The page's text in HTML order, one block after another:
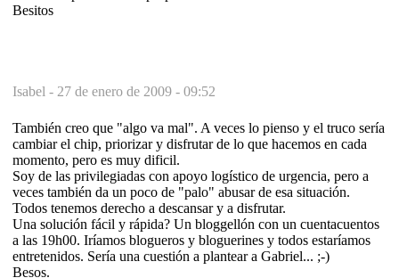
Besitos
Isabel - 27 de enero de 2009 - 09:52
También creo que "algo va mal". A veces lo pienso y el truco sería
cambiar el chip, priorizar y disfrutar de lo que hacemos en cada
momento, pero es muy dificil.
Soy de las privilegiadas con apoyo logístico de urgencia, pero a
veces también da un poco de "palo" abusar de esa situación.
Todos tenemos derecho a descansar y a disfrutar.
Una solución fácil y rápida? Un bloggellón con un cuentacuentos
a las 19h00. Iríamos blogueros y bloguerines y todos estaríamos
entretenidos. Sería una cuestión a plantear a Gabriel... ;-)
Besos.